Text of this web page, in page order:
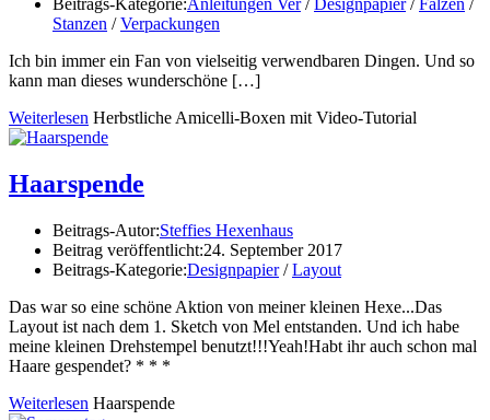
Beitrags-Kategorie:Anleitungen Ver / Designpapier / Falzen /
Stanzen / Verpackungen
Ich bin immer ein Fan von vielseitig verwendbaren Dingen. Und so
kann man dieses wunderschöne […]
Weiterlesen Herbstliche Amicelli-Boxen mit Video-Tutorial
Haarspende
Beitrags-Autor:Steffies Hexenhaus
Beitrag veröffentlicht:24. September 2017
Beitrags-Kategorie:Designpapier / Layout
Das war so eine schöne Aktion von meiner kleinen Hexe...Das
Layout ist nach dem 1. Sketch von Mel entstanden. Und ich habe
meine kleinen Drehstempel benutzt!!!Yeah!Habt ihr auch schon mal
Haare gespendet? * * *
Weiterlesen Haarspende